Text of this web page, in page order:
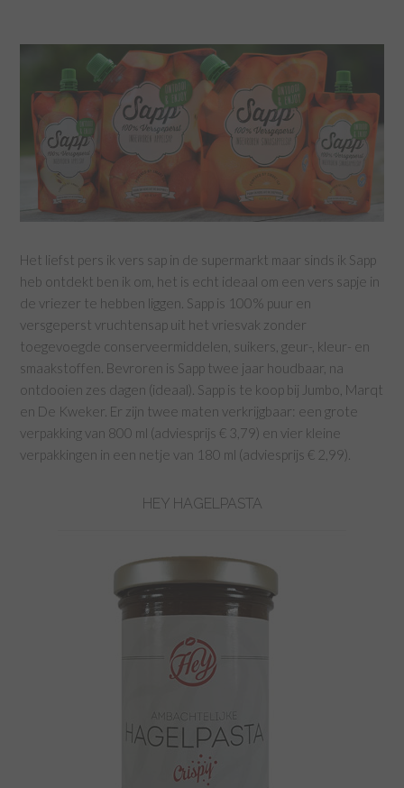
Het liefst pers ik vers sap in de supermarkt maar sinds ik Sapp
heb ontdekt ben ik om, het is echt ideaal om een vers sapje in
de vriezer te hebben liggen. Sapp is 100% puur en
versgeperst vruchtensap uit het vriesvak zonder
toegevoegde conserveermiddelen, suikers, geur-, kleur- en
smaakstoffen. Bevroren is Sapp twee jaar houdbaar, na
ontdooien zes dagen (ideaal). Sapp is te koop bij Jumbo, Marqt
en De Kweker. Er zijn twee maten verkrijgbaar: een grote
verpakking van 800 ml (adviesprijs € 3,79) en vier kleine
verpakkingen in een netje van 180 ml (adviesprijs € 2,99).
HEY HAGELPASTA